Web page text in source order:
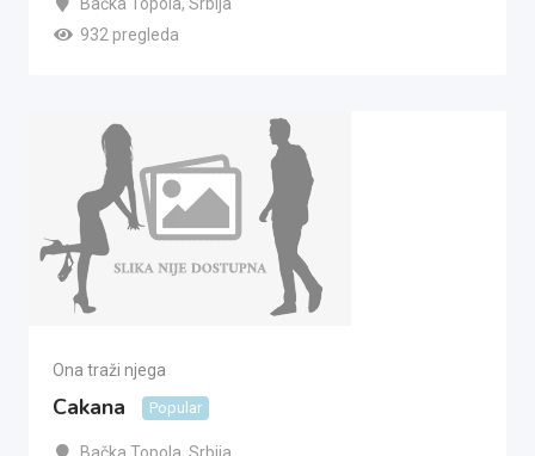
932 pregleda
Ona traži njega
Cakana Popular